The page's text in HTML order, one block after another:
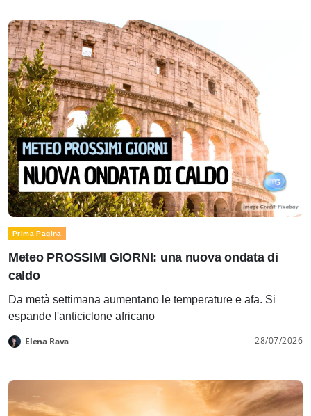
Prima Pagina
Meteo PROSSIMI GIORNI: una nuova ondata di
caldo
Da metà settimana aumentano le temperature e afa. Si
espande l'anticiclone africano
Elena Rava 28/07/2026